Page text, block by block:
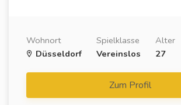
Wohnort
Düsseldorf
Spielklasse
Vereinslos
Alter
27
Zum Profil